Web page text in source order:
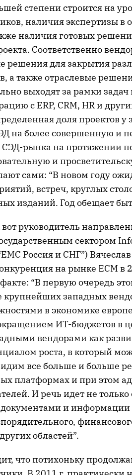
степени строится на
наличия экспертизы в
наличия готовых
Соответственно
решения для закрытия
а также отраслевые
выходят за рамки задач
с ERP, CRM, HR и
доля проектов у
на более совершенную и
рынка на протяжении
и
сами: “В новом году
встреч, круглых
изданий. Год обещает
руководитель
сектором
Россия и СНГ”)
на рынке ECM в
“В первую очередь
западных
в экономике
ИТ-бюджетов в
вендорами как
роста, в который
все больше и больше
платформах и при этом
И речь идет не
и информации
областей”.
что потихоньку